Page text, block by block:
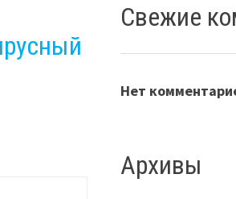
Свежие
Нет
Архивы